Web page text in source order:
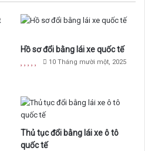
b
g
a
Hồ sơ đổi bằng lái xe quốc tế
10 Tháng mười một, 2025
Thủ tục đổi bằng lái xe ô tô
quốc tế